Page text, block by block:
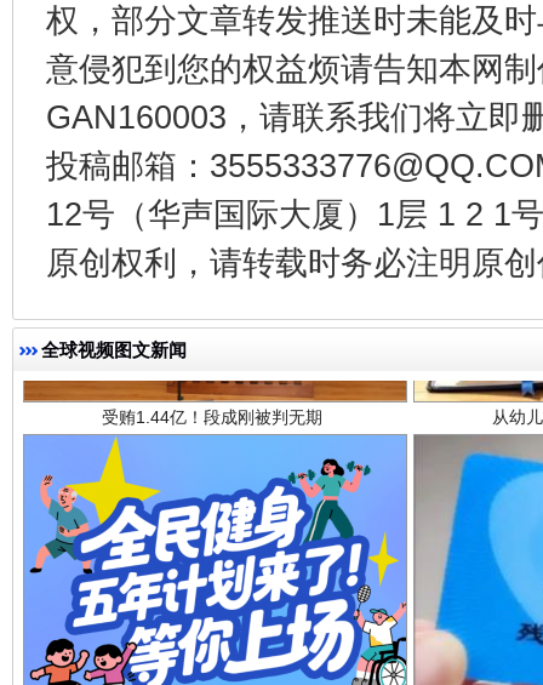
权，部分文章转发推送时未能及
意侵犯到您的权益烦请告知本网
GAN160003，请联系我们将立即
投稿邮箱：
12号（华声国际大厦）1层 1 2 1
原创权利，请转载时务必注明原
全球视频图文新闻
受贿1.44亿！段成刚被判无期 从幼
全民健身五年计划来了！等你上场